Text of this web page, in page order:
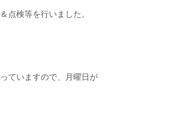
点検等を行いました。
ていますので、月曜日が